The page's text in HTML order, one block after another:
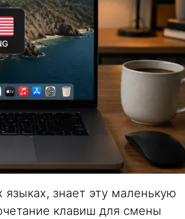
знает эту маленькую
клавиш для смены